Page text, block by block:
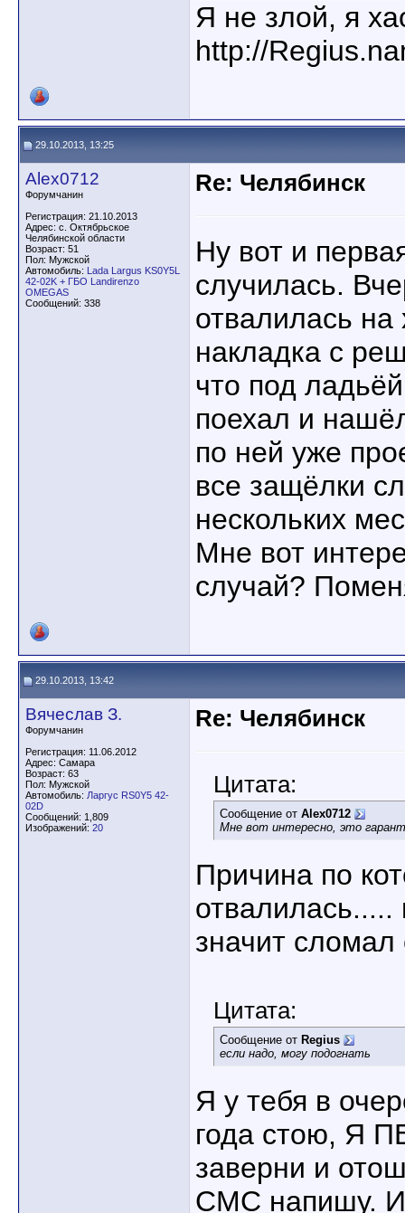
Я не злой, я
http://
29.10.2013, 13:25
Alex0712
Форумчанин
Регистрация: 21.10.2013
Адрес: с. Октябрьское
Челябинской области
Возраст: 51
Пол: Мужской
Автомобиль: Lada Largus KS0Y5L
42-02K + ГБО Landirenzo
OMEGAS
Сообщений: 338
Re: Челябинск
Ну вот и
случилась.
отвалилась на
накладка с
что под
поехал и
по ней уже
все защёлки
нескольких
Мне вот
случай?
29.10.2013, 13:42
Вячеслав З.
Форумчанин
Регистрация: 11.06.2012
Адрес: Самара
Возраст: 63
Пол: Мужской
Автомобиль: Ларгус RS0Y5 42-
02D
Сообщений: 1,809
Изображений: 20
Re: Челябинск
Цитата:
Сообщение от Alex0712
Мне вот интересно, это
Причина по
отвалилась.....
значит сломал
Цитата:
Сообщение от Regius
если надо, могу подогнать
Я у тебя в
года стою, Я
заверни и
СМС напишу. И